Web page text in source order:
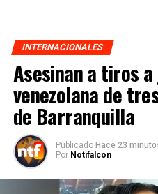
INTERNACIONALES
Asesinan a tiros
venezolana de
de Barranquilla
Publicado Hace 23
Por Notifalcon